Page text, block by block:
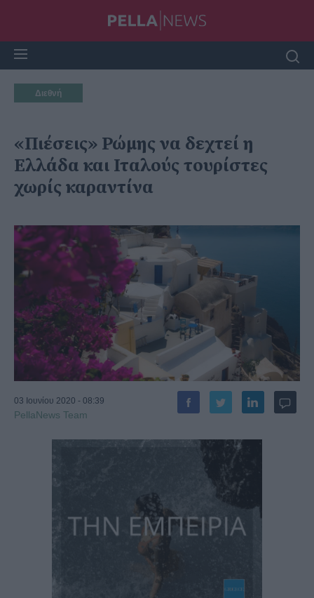
Διεθνή
«Πιέσεις» Ρώμης να δεχτεί η
Ελλάδα και Ιταλούς τουρίστες
χωρίς καραντίνα
03 Ιουνίου 2020 - 08:39
PellaNews Team